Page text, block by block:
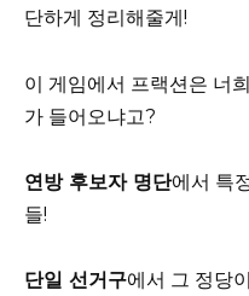
단하게 정리해줄게!
이 게임에서 프랙션은 너
가 들어오냐고?
연방 후보자 명단에서 특
들!
단일 선거구에서 그 정당